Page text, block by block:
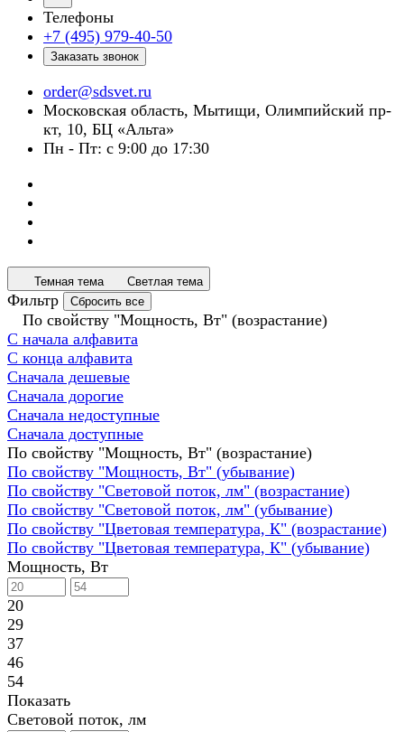
Телефоны
+7 (495) 979-40-50
Заказать звонок
order@sdsvet.ru
Московская область, Мытищи, Олимпийский пр-
кт, 10, БЦ «Альта»
Пн - Пт: с 9:00 до 17:30
Темная тема Светлая тема
Фильтр Сбросить все
По свойству "Мощность, Вт" (возрастание)
С начала алфавита
С конца алфавита
Сначала дешевые
Сначала дорогие
Сначала недоступные
Сначала доступные
По свойству "Мощность, Вт" (возрастание)
По свойству "Мощность, Вт" (убывание)
По свойству "Световой поток, лм" (возрастание)
По свойству "Световой поток, лм" (убывание)
По свойству "Цветовая температура, К" (возрастание)
По свойству "Цветовая температура, К" (убывание)
Мощность, Вт
20
29
37
46
54
Показать
Световой поток, лм